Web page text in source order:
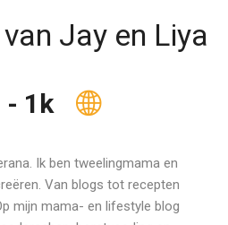
Jay en Liya
- 1k
Ik ben tweelingmama en
Van blogs tot recepten
mijn mama- en lifestyle blog